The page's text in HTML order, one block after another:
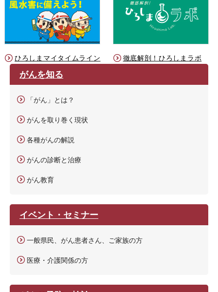
ひろしまマイタイムライン 徹底解剖！ひろしまラボ
がんを知る
「がん」とは？
がんを取り巻く現状
各種がんの解説
がんの診断と治療
がん教育
イベント・セミナー
一般県民、がん患者さん、ご家族の方
医療・介護関係の方